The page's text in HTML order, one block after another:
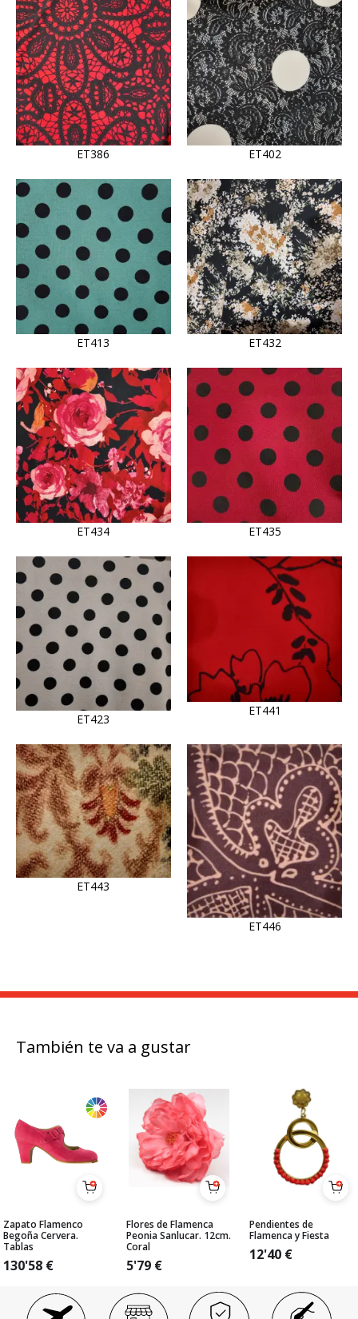
ET386 ET402
ET413 ET432
ET434 ET435
ET423
ET441
ET443
ET446
También te va a gustar
Zapato Flamenco
Begoña Cervera.
Tablas
130'58 €
Flores de Flamenca
Peonia Sanlucar. 12cm.
Coral
5'79 €
Pendientes de
Flamenca y Fiesta
12'40 €